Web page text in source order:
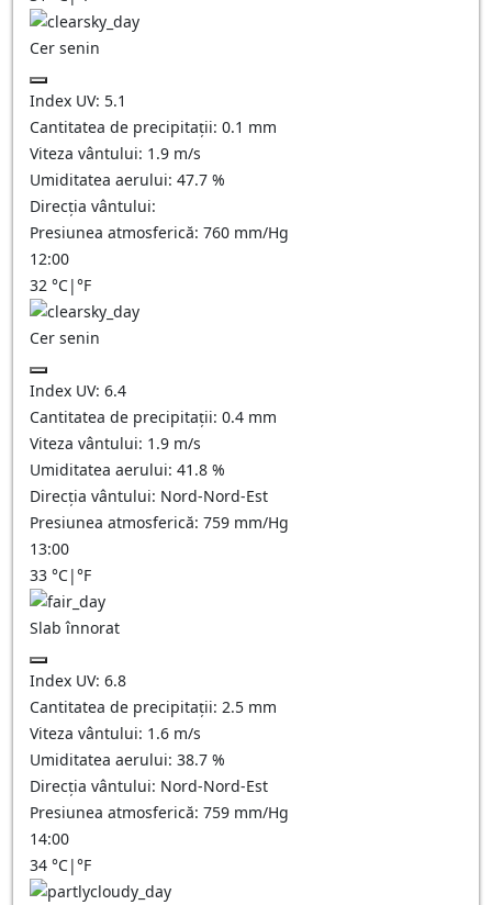
Cer senin
Index UV: 5.1
Cantitatea de precipitații: 0.1 mm
Viteza vântului: 1.9 m/s
Umiditatea aerului: 47.7 %
Direcția vântului:
Presiunea atmosferică: 760 mm/Hg
12:00
32 °C|°F
Cer senin
Index UV: 6.4
Cantitatea de precipitații: 0.4 mm
Viteza vântului: 1.9 m/s
Umiditatea aerului: 41.8 %
Direcția vântului: Nord-Nord-Est
Presiunea atmosferică: 759 mm/Hg
13:00
33 °C|°F
Slab înnorat
Index UV: 6.8
Cantitatea de precipitații: 2.5 mm
Viteza vântului: 1.6 m/s
Umiditatea aerului: 38.7 %
Direcția vântului: Nord-Nord-Est
Presiunea atmosferică: 759 mm/Hg
14:00
34 °C|°F